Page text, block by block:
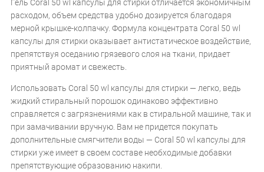
Гель Coral 50 wl капсулы для стирки отличается экономичным
расходом, объем средства удобно дозируется благодаря
мерной крышке-колпачку. Формула концентрата Coral 50 wl
капсулы для стирки оказывает антистатическое воздействие,
препятствуя оседанию грязевого слоя на ткани, придает
приятный аромат и свежесть.
Использовать Coral 50 wl капсулы для стирки — легко, ведь
жидкий стиральный порошок одинаково эффективно
справляется с загрязнениями как в стиральной машине, так и
при замачивании вручную. Вам не придется покупать
дополнительные смягчители воды — Coral 50 wl капсулы для
стирки уже имеет в своем составе необходимые добавки
препятствующие образованию накипи.